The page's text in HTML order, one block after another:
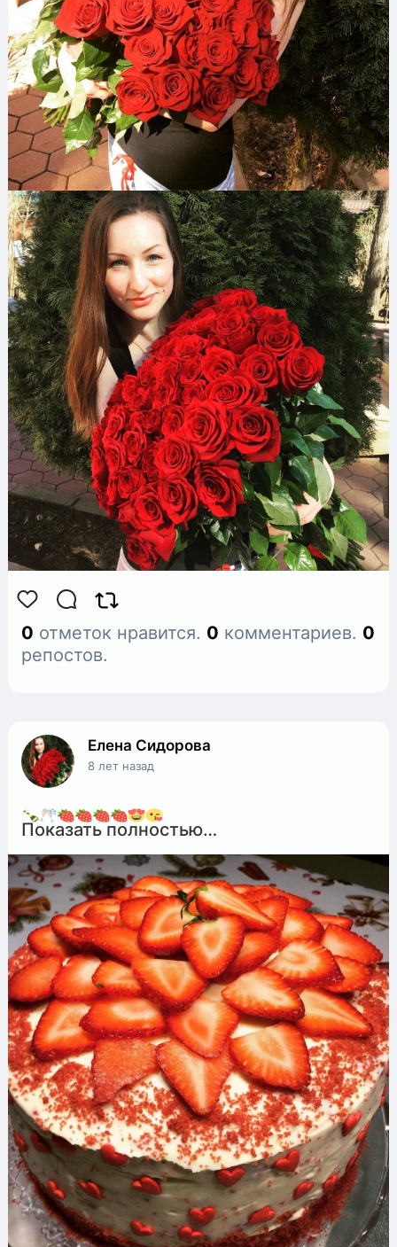
0 отметок нравится. 0 комментариев. 0
репостов.
Елена Сидорова
8 лет назад
Показать полностью…